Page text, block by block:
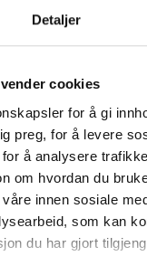
Detaljer
cookies
for å gi
preg, for å levere
å analysere
om hvordan du
innen sosiale
som kan
du har gjort
til et enklere liv i
på Rena til et
på Sandvika
til å bruke mindre
og
venner og familie,